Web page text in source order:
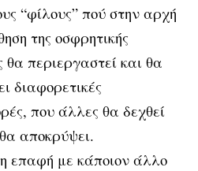
“φίλους” πού στην αρχή
της οσφρητικής
θα περιεργαστεί και θα
διαφορετικές
που άλλες θα δεχθεί
αποκρύψει.
επαφή με κάποιον άλλο